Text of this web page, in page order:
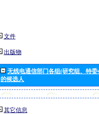
文件
出版物
无线电通信部门各组(研究组、特
的候选人
其它信息